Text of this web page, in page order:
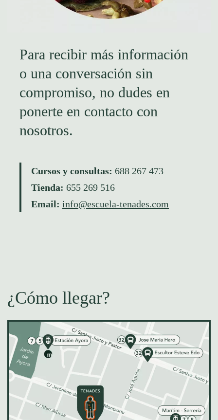
Para recibir más información
o una conversación sin
compromiso, no dudes en
ponerte en contacto con
nosotros.
Cursos y consultas: 688 267 473
Tienda: 655 269 516
Email: info@escuela-tenades.com
¿Cómo llegar?